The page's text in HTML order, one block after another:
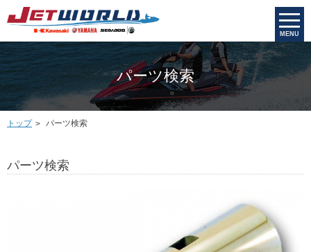
MENU
パーツ検索
トップ パーツ検索
パーツ検索